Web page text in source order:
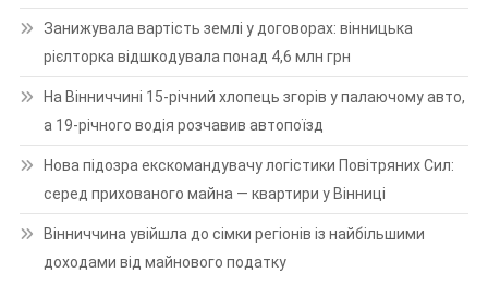
Занижувала вартість землі у договорах: вінницька
рієлторка відшкодувала понад 4,6 млн грн
На Вінниччині 15-річний хлопець згорів у палаючому авто,
а 19-річного водія розчавив автопоїзд
Нова підозра екскомандувачу логістики Повітряних Сил:
серед прихованого майна — квартири у Вінниці
Вінниччина увійшла до сімки регіонів із найбільшими
доходами від майнового податку